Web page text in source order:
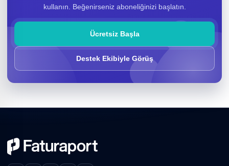
kullanın. Beğenirseniz aboneliğinizi başlatın.
Ücretsiz Başla
Destek Ekibiyle Görüş